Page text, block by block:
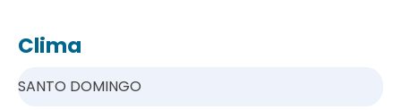
Clima
SANTO DOMINGO